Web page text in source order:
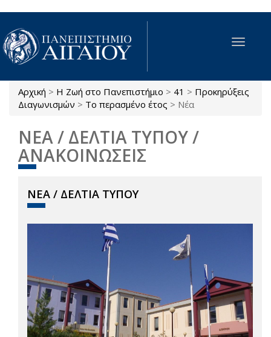
Παράκαμψη προς το κυρίως περιεχόμενο
Toggle
Είστε εδώ
Αρχική > Η Ζωή στο Πανεπιστήμιο > 41 > Προκηρύξεις
Διαγωνισμών > Το περασμένο έτος > Νέα
ΝΕΑ / ΔΕΛΤΙΑ ΤΥΠΟΥ /
ΑΝΑΚΟΙΝΩΣΕΙΣ
ΝΕΑ / ΔΕΛΤΙΑ ΤΥΠΟΥ